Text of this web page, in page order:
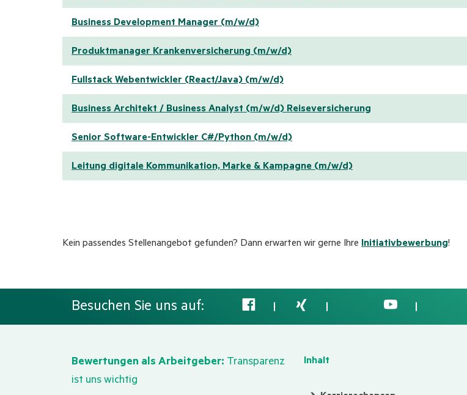
Business Development Manager (m/w/d)
Produktmanager Krankenversicherung (m/w/d)
Fullstack Webentwickler (React/Java) (m/w/d)
Business Architekt / Business Analyst (m/w/d) Reiseversicherung
Senior Software-Entwickler C#/Python (m/w/d)
Leitung digitale Kommunikation, Marke & Kampagne (m/w/d)
Kein passendes Stellenangebot gefunden? Dann erwarten wir gerne Ihre Initiativbewerbung!
Besuchen Sie uns auf:
Bewertungen als Arbeitgeber: Transparenz
ist uns wichtig
Inhalt